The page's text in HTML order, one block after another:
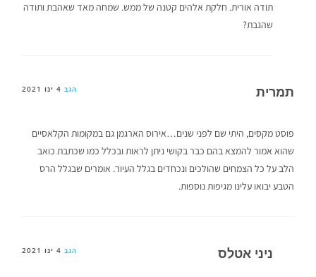
תודה אורית. חלקת אלהים קטנה של ממש. שמחה מאד שאהבת ותודה
שהגבת?
תמרית הגב 4 ינו 2021
פוסט מקסים, היתי שם לפני שנים…אירוס הארגמן גם במקומות הקלאסיים
שהוא אמור להמצא בהם כבר בקושי ניתן לראות ובכלל כמו שכתבת כואב
הלב על כל הצמחים שהולכים ונכחדים בגלל העיור. אומרים שבגלל הרס
הטבע יבואו עלינו מגיפות נוספות.
ניני אטלס הגב 4 ינו 2021